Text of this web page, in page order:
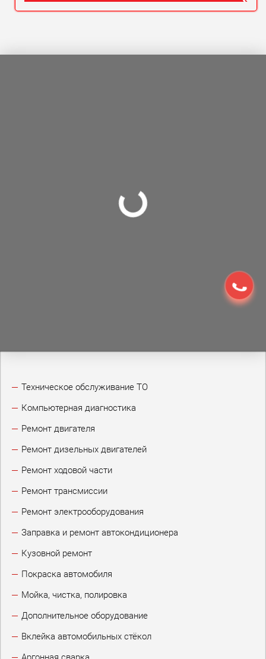
Техническое обслуживание ТО
Компьютерная диагностика
Ремонт двигателя
Ремонт дизельных двигателей
Ремонт ходовой части
Ремонт трансмиссии
Ремонт электрооборудования
Заправка и ремонт автокондиционера
Кузовной ремонт
Покраска автомобиля
Мойка, чистка, полировка
Дополнительное оборудование
Вклейка автомобильных стёкол